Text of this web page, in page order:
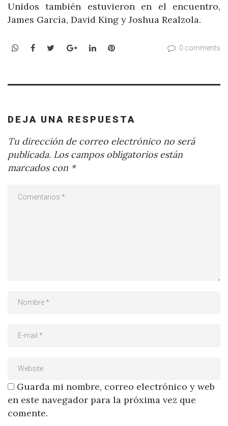
Unidos también estuvieron en el encuentro,
James García, David King y Joshua Realzola.
WhatsApp
Facebook
TwitterGoogle+LinkedInPinterest 0 comments
DEJA UNA RESPUESTA
Tu dirección de correo electrónico no será
publicada. Los campos obligatorios están
marcados con *
Guarda mi nombre, correo electrónico y web
en este navegador para la próxima vez que
comente.